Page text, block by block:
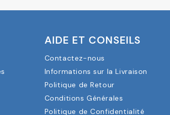
AIDE ET CONSEILS
Contactez-nous
Informations sur la Livraison
Politique de Retour
Conditions Générales
Politique de Confidentialité